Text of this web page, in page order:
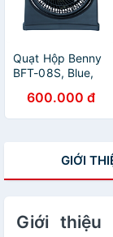
Quạt Hộp Benny
BFT-08S, Blue,
hành 12 tháng-
Hàng chính hãng
600.000 đ
GIỚI
Giới thiệu